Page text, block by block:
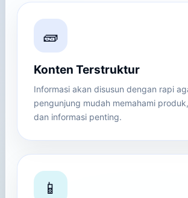
🧱
Konten Terstruktur
Informasi akan disusun dengan rapi
pengunjung mudah memahami
dan informasi penting.
📱